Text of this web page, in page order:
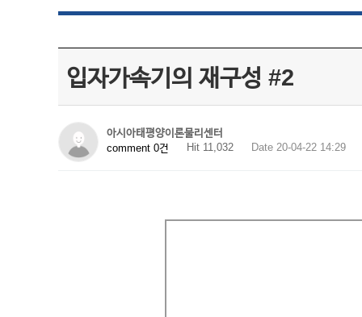
입자가속기의 재구성 #2
아시아태평양이론물리센터
comment 0건
Hit 11,032 Date 20-04-22 14:29